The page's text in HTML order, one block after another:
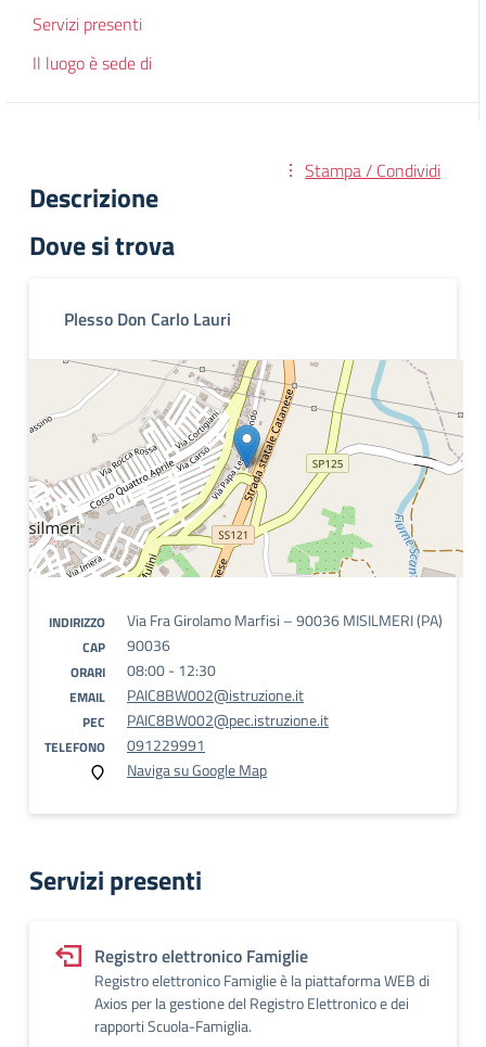
Servizi presenti
Il luogo è sede di
Stampa / Condividi
Descrizione
Dove si trova
Plesso Don Carlo Lauri
INDIRIZZO Via Fra Girolamo Marfisi – 90036 MISILMERI (PA)
CAP 90036
ORARI 08:00 - 12:30
EMAIL PAIC8BW002@istruzione.it
PEC PAIC8BW002@pec.istruzione.it
TELEFONO
091229991
Naviga su Google Map
Servizi presenti
Registro elettronico Famiglie
Registro elettronico Famiglie è la piattaforma WEB di
Axios per la gestione del Registro Elettronico e dei
rapporti Scuola-Famiglia.